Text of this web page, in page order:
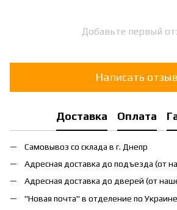
Добавьте первый
Написать отзыв
Доставка Оплата
Самовывоз со склада в г. Днепр
Адресная доставка до подъезда (от
Адресная доставка до дверей (от
"Новая почта" в отделение по Украине